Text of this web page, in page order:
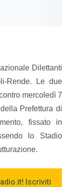
Dilettanti
Rende. Le due
mercoledì 7
Prefettura di
fissato in
lo Stadio
Iscriviti